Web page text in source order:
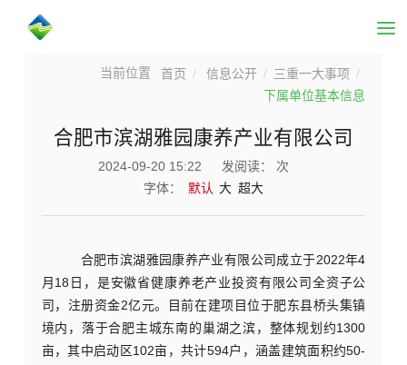
首页 信息公开
三重一大事项
下属单位基本信息
合肥市滨湖雅园康养产业有限公司
2024-09-20 15:22 发阅读：
次
字体：
默认 大 超大
合肥市滨湖雅园康养产业有限公司成立于2022年4
月18日，是安徽省健康养老产业投资有限公司全资子公
司 ，注册资金2亿元。目前在建项目位于肥东县桥头集镇
境内， 落于合肥主城东南的巢湖之滨，整体规划约1300
亩，其中启动区102亩，共计594户，涵盖建筑面积约50-